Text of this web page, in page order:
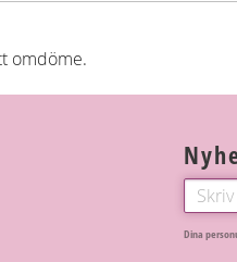
omdöme.
Dina